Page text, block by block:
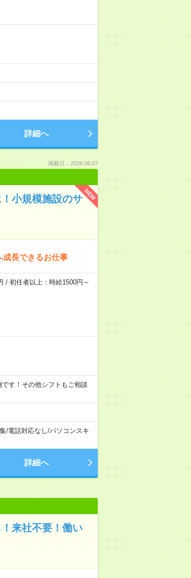
詳細へ
掲載日：2026.08.07
NEW
小規模施設のサ
成長できるお仕事
/ 初任者以上：時給1500円～
す！その他シフトもご相談
/電話対応なし/パソコンスキ
詳細へ
来社不要！働い